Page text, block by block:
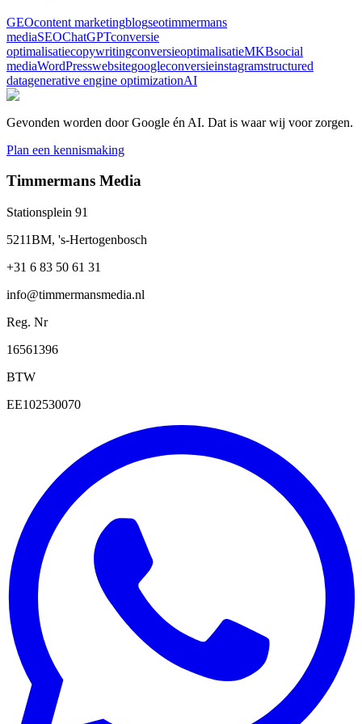
GEOcontent marketingblogseotimmermans
mediaSEOChatGPTconversie
optimalisatiecopywritingconversieoptimalisatieMKBsocial
mediaWordPresswebsitegoogleconversieinstagramstructured
datagenerative engine optimizationAI
Gevonden worden door Google én AI. Dat is waar wij voor zorgen.
Plan een kennismaking
Timmermans Media
Stationsplein 91
5211BM, 's-Hertogenbosch
+31 6 83 50 61 31
info@timmermansmedia.nl
Reg. Nr
16561396
BTW
EE102530070